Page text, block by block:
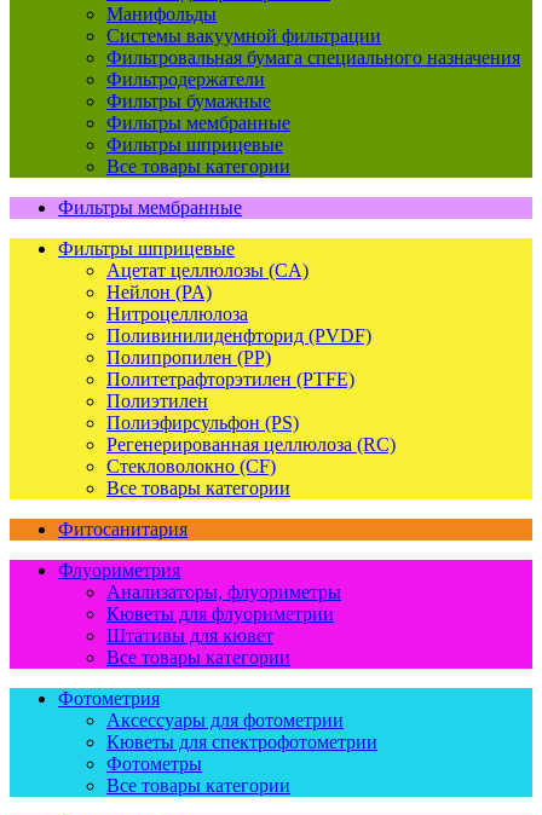
Манифольды
Системы вакуумной фильтрации
Фильтровальная бумага специального назначения
Фильтродержатели
Фильтры бумажные
Фильтры мембранные
Фильтры шприцевые
Все товары категории
Фильтры мембранные
Фильтры шприцевые
Ацетат целлюлозы (CA)
Нейлон (PA)
Нитроцеллюлоза
Поливинилиденфторид (PVDF)
Полипропилен (PP)
Политетрафторэтилен (PTFE)
Полиэтилен
Полиэфирсульфон (PS)
Регенерированная целлюлоза (RC)
Стекловолокно (CF)
Все товары категории
Фитосанитария
Флуориметрия
Анализаторы, флуориметры
Кюветы для флуориметрии
Штативы для кювет
Все товары категории
Фотометрия
Аксессуары для фотометрии
Кюветы для спектрофотометрии
Фотометры
Все товары категории